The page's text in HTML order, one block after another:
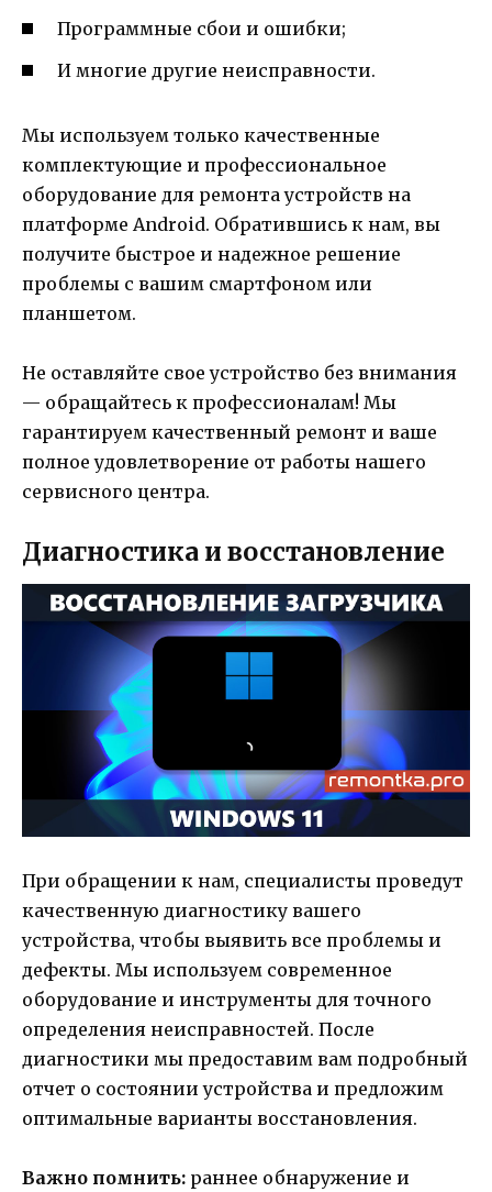
Программные сбои и ошибки;
И многие другие неисправности.
Мы используем только качественные
комплектующие и профессиональное
оборудование для ремонта устройств на
платформе Android. Обратившись к нам, вы
получите быстрое и надежное решение
проблемы с вашим смартфоном или
планшетом.
Не оставляйте свое устройство без внимания
— обращайтесь к профессионалам! Мы
гарантируем качественный ремонт и ваше
полное удовлетворение от работы нашего
сервисного центра.
Диагностика и восстановление
При обращении к нам, специалисты проведут
качественную диагностику вашего
устройства, чтобы выявить все проблемы и
дефекты. Мы используем современное
оборудование и инструменты для точного
определения неисправностей. После
диагностики мы предоставим вам подробный
отчет о состоянии устройства и предложим
оптимальные варианты восстановления.
Важно помнить: раннее обнаружение и